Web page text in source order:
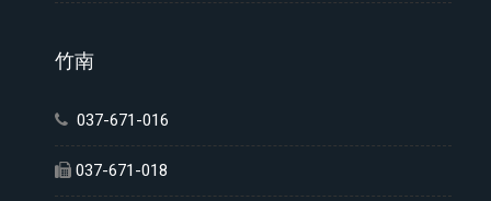
竹南
037-671-016
037-671-018